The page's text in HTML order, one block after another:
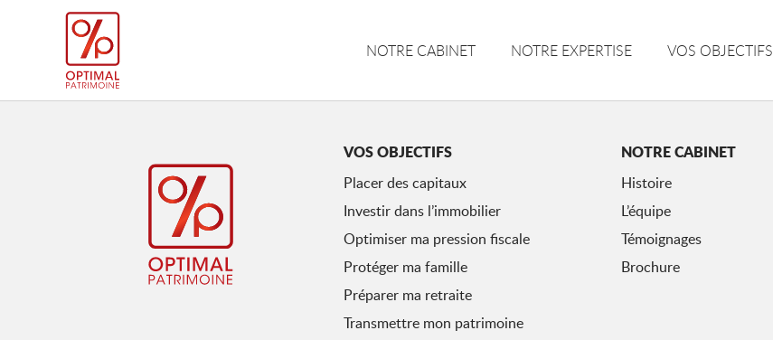
NOTRE CABINET NOTRE EXPERTISE VOS OBJECTIFS
VOS OBJECTIFS
Placer des capitaux
Investir dans l’immobilier
Optimiser ma pression fiscale
Protéger ma famille
Préparer ma retraite
Transmettre mon patrimoine
NOTRE CABINET
Histoire
L’équipe
Témoignages
Brochure